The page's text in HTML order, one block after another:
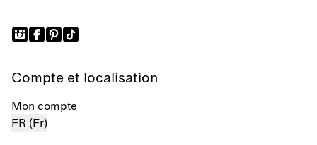
Compte et localisation
Mon compte
FR (Fr)